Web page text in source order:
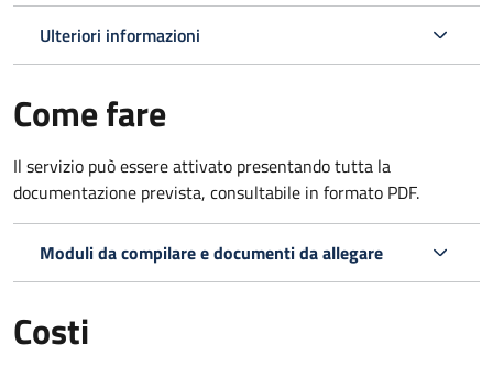
Ulteriori informazioni
Come fare
Il servizio può essere attivato presentando tutta la
documentazione prevista, consultabile in formato PDF.
Moduli da compilare e documenti da allegare
Costi